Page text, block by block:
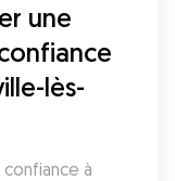
une
lès-
à